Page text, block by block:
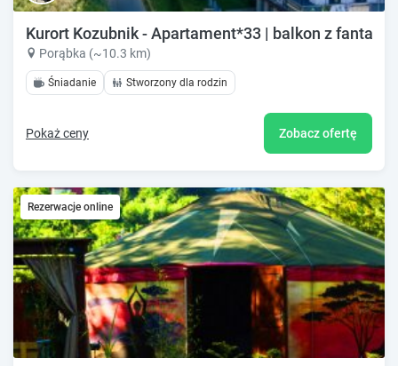
Kurort Kozubnik - Apartament*33 | balkon z
Porąbka (~10.3 km)
Śniadanie Stworzony dla rodzin
Pokaż ceny Zobacz ofertę
Rezerwacje online